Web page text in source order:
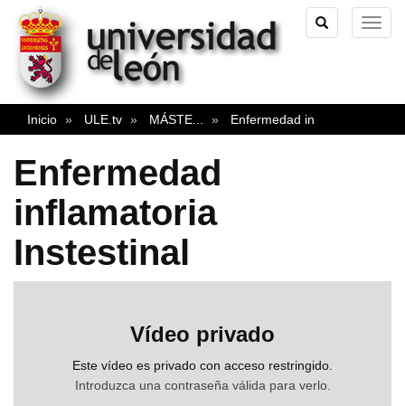
TOGGLE
SEARCH
Inicio ULE.tv MÁSTE Enfermedad in
Enfermedad
inflamatoria
Instestinal